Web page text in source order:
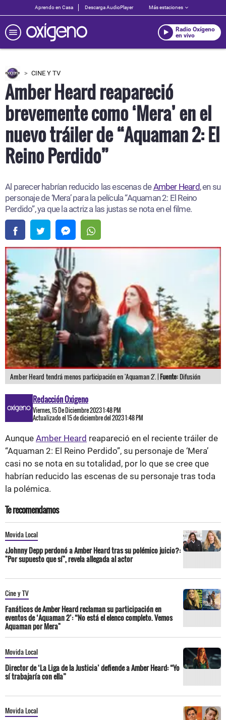
Aprendo en Casa Descarga AudioPlayer Más estaciones
Radio Oxígeno
en vivo
CINE Y TV
Amber Heard reapareció
brevemente como ‘Mera’ en el
nuevo tráiler de “Aquaman 2: El
Reino Perdido”
Al parecer habrían reducido las escenas deAmber Heard, en su
personaje de ‘Mera’ para la película “Aquaman 2: El Reino
Perdido”, ya que la actriz a las justas se nota en el filme.
Amber Heard tendrá menos participación en 'Aquaman 2'. |Fuente:Difusión
Redacción Oxigeno
Viernes, 15 De Diciembre 2023 1:48 PM
Actualizado el 15 de diciembre del 2023 1:48 PM
Aunque Amber Heard reapareció en el reciente tráiler de
“Aquaman 2: El Reino Perdido”, su personaje de ‘Mera’
casi no se nota en su totalidad, por lo que se cree que
habrían reducido las escenas de su personaje tras toda
la polémica.
Te recomendamos
Movida Local
¿Johnny Depp perdonó a Amber Heard tras su polémico juicio?:
"Por supuesto que sí", revela allegada al actor
Cine y TV
Fanáticos de Amber Heard reclaman su participación en
eventos de ‘Aquaman 2’: “No está el elenco completo. Vemos
Aquaman por Mera"
Movida Local
Director de ‘La Liga de la Justicia’ defiende a Amber Heard: “Yo
sí trabajaría con ella”
Movida Local